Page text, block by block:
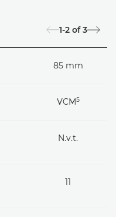
1-2 of 3
85 mm
VCM5
N.v.t.
11